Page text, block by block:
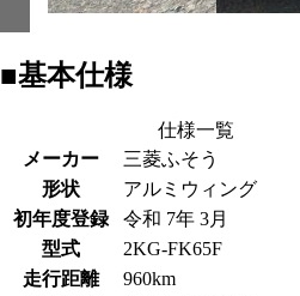
■基本仕様
仕様一覧
メーカー
三菱ふそう
形状
アルミウィング
初年度登録
令和 7年 3月
型式
2KG-FK65F
走行距離
960km